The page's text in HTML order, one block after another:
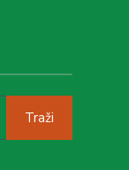
Traži